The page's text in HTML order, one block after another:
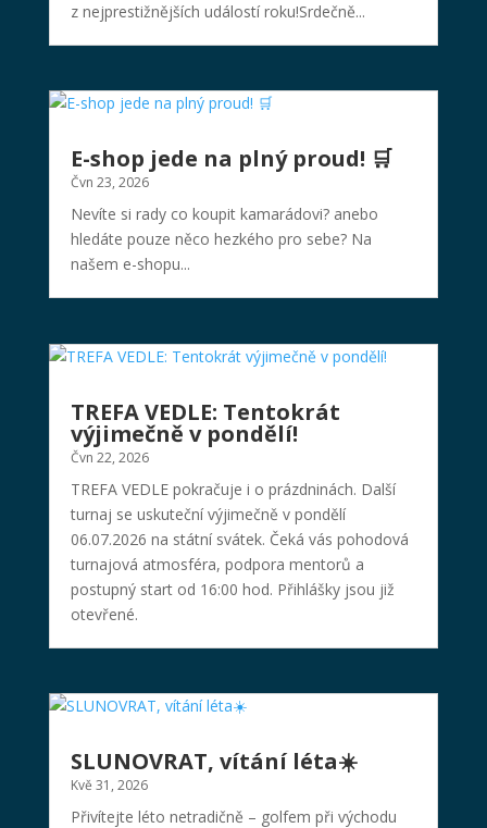
z nejprestižnějších událostí roku!Srdečně...
E-shop jede na plný proud! 🛒
Čvn 23, 2026
Nevíte si rady co koupit kamarádovi? anebo
hledáte pouze něco hezkého pro sebe? Na
našem e-shopu...
TREFA VEDLE: Tentokrát
výjimečně v pondělí!
Čvn 22, 2026
TREFA VEDLE pokračuje i o prázdninách. Další
turnaj se uskuteční výjimečně v pondělí
06.07.2026 na státní svátek. Čeká vás pohodová
turnajová atmosféra, podpora mentorů a
postupný start od 16:00 hod. Přihlášky jsou již
otevřené.
SLUNOVRAT, vítání léta☀️
Kvě 31, 2026
Přivítejte léto netradičně – golfem při východu